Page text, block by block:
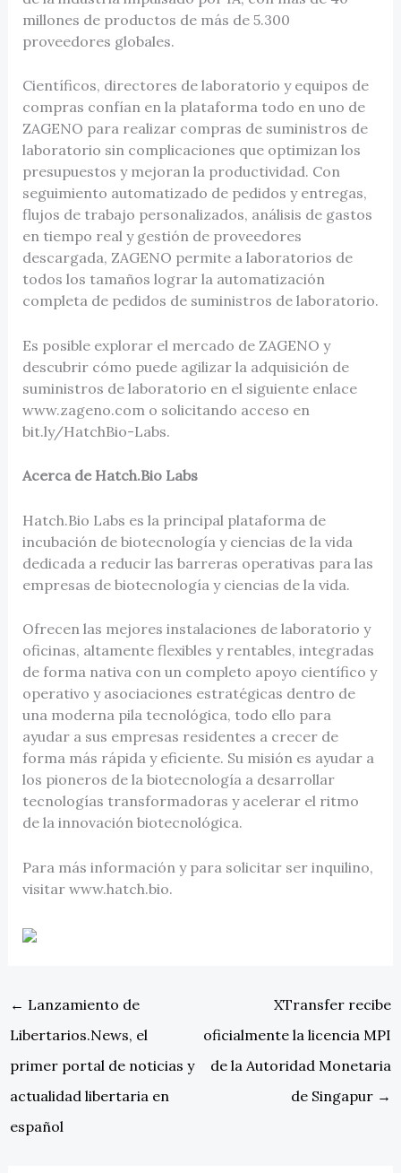
millones de productos de más de 5.300
proveedores globales.
Científicos, directores de laboratorio y equipos de
compras confían en la plataforma todo en uno de
ZAGENO para realizar compras de suministros de
laboratorio sin complicaciones que optimizan los
presupuestos y mejoran la productividad. Con
seguimiento automatizado de pedidos y entregas,
flujos de trabajo personalizados, análisis de gastos
en tiempo real y gestión de proveedores
descargada, ZAGENO permite a laboratorios de
todos los tamaños lograr la automatización
completa de pedidos de suministros de laboratorio.
Es posible explorar el mercado de ZAGENO y
descubrir cómo puede agilizar la adquisición de
suministros de laboratorio en el siguiente enlace
www.zageno.com o solicitando acceso en
bit.ly/HatchBio-Labs.
Acerca de Hatch.Bio Labs
Hatch.Bio Labs es la principal plataforma de
incubación de biotecnología y ciencias de la vida
dedicada a reducir las barreras operativas para las
empresas de biotecnología y ciencias de la vida.
Ofrecen las mejores instalaciones de laboratorio y
oficinas, altamente flexibles y rentables, integradas
de forma nativa con un completo apoyo científico y
operativo y asociaciones estratégicas dentro de
una moderna pila tecnológica, todo ello para
ayudar a sus empresas residentes a crecer de
forma más rápida y eficiente. Su misión es ayudar a
los pioneros de la biotecnología a desarrollar
tecnologías transformadoras y acelerar el ritmo
de la innovación biotecnológica.
Para más información y para solicitar ser inquilino,
visitar www.hatch.bio.
← Lanzamiento de
Libertarios.News, el
primer portal de noticias y
actualidad libertaria en
español
XTransfer recibe
oficialmente la licencia MPI
de la Autoridad Monetaria
de Singapur →